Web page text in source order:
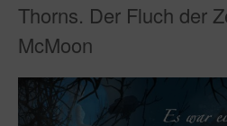
Thorns. Der Fluch der
McMoon